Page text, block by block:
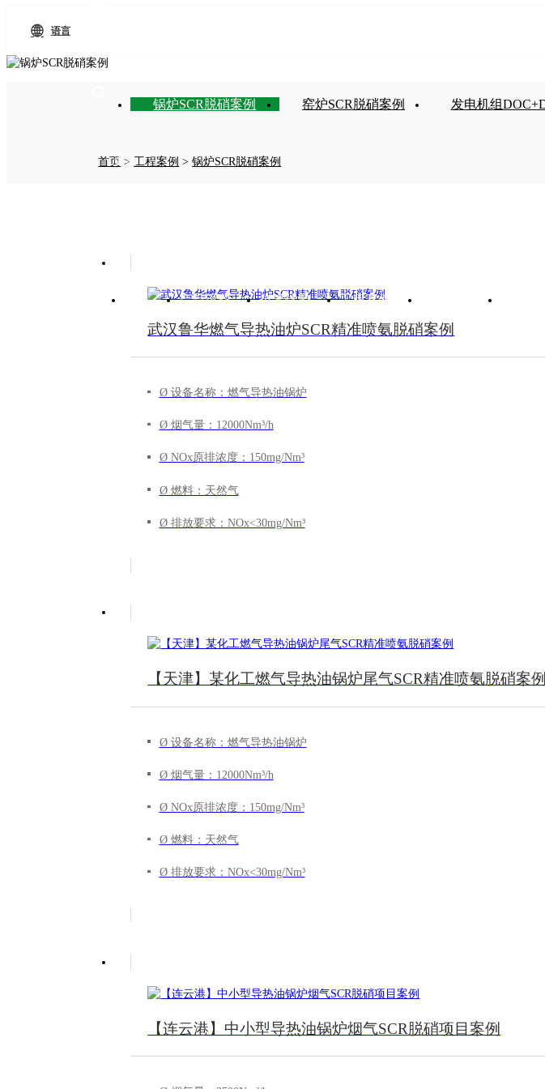
语言
首页 产品设备 技术优势 工程案例
语言
锅炉SCR脱硝案例 窑炉SCR脱硝案例 发电机组
首页 > 工程案例 >锅炉SCR脱硝案例
武汉鲁华燃气导热油炉SCR精准喷氨脱硝案例
Ø 设备名称：燃气导热油锅炉
Ø 烟气量：12000Nm³/h
Ø NOx原排浓度：150mg/Nm³
Ø 燃料：天然气
Ø 排放要求：NOx<30mg/Nm³
【天津】某化工燃气导热油锅炉尾气SCR精准喷氨脱硝案例
Ø 设备名称：燃气导热油锅炉
Ø 烟气量：12000Nm³/h
Ø NOx原排浓度：150mg/Nm³
Ø 燃料：天然气
Ø 排放要求：NOx<30mg/Nm³
【连云港】中小型导热油锅炉烟气SCR脱硝项目案例